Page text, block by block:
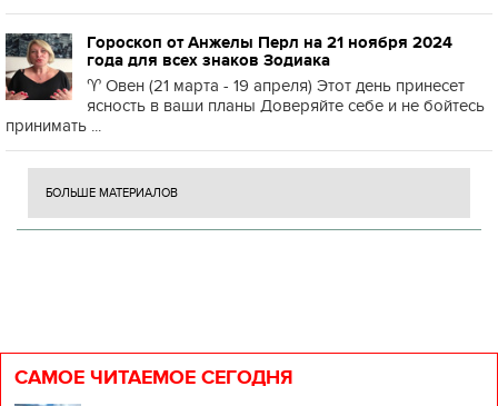
Гороскоп от Анжелы Перл на 21 ноября 2024
года для всех знаков Зодиака
♈️ Овен (21 марта - 19 апреля) Этот день принесет
ясность в ваши планы Доверяйте себе и не бойтесь
принимать ...
БОЛЬШЕ МАТЕРИАЛОВ
САМОЕ ЧИТАЕМОЕ СЕГОДНЯ